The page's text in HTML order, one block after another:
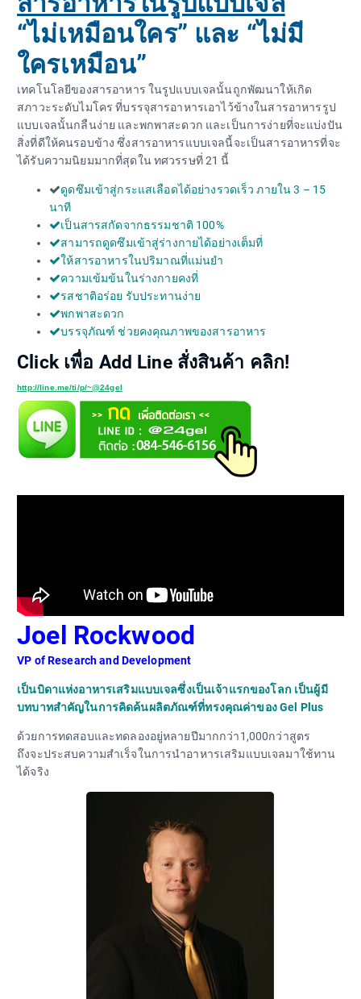
“ไม่เหมือนใคร” และ “ไม่มี
ใครเหมือน”
เทคโนโลยีของสารอาหาร ในรูปแบบเจลนั้นถูกพัฒนาให้เกิด
สภาวะระดับไมโคร ที่บรรจุสารอาหารเอาไว้ข้างในสารอาหารรูป
แบบเจลนั้นกลืนง่าย และพกพาสะดวก และเป็นการง่ายที่จะแบ่งปัน
สิ่งที่ดีให้คนรอบข้าง ซึ่งสารอาหารแบบเจลนี้จะเป็นสารอาหารที่จะ
ได้รับความนิยมมากที่สุดใน ทศวรรษที่ 21 นี้
ดูดซึมเข้าสู่กระแสเลือดได้อย่างรวดเร็ว ภายใน 3 – 15
นาที
เป็นสารสกัดจากธรรมชาติ 100%
สามารถดูดซึมเข้าสู่ร่างกายได้อย่างเต็มที่
ให้สารอาหารในปริมาณที่แม่นยำ
ความเข้มข้นในร่างกายคงที่
รสชาติอร่อย รับประทานง่าย
พกพาสะดวก
บรรจุภัณฑ์ ช่วยคงคุณภาพของสารอาหาร
Click เพื่อ Add Line สั่งสินค้า คลิก!
http://line.me/ti/p/~@24gel
Joel Rockwood
VP of Research and Development
เป็นบิดาแห่งอาหารเสริมแบบเจลซึ่งเป็นเจ้าแรกของโลก เป็นผู้มี
บทบาทสำคัญในการคิดค้นผลิตภัณฑ์ที่ทรงคุณค่าของ Gel Plus
ด้วยการทดสอบและทดลองอยู่หลายปีมากกว่า1,000กว่าสูตร
ถึงจะประสบความสำเร็จในการนำอาหารเสริมแบบเจลมาใช้ทาน
ได้จริง